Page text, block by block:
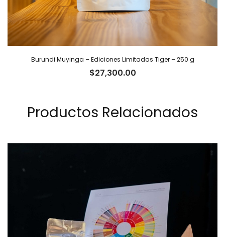
Burundi Muyinga – Ediciones Limitadas Tiger – 250 g
$27,300.00
Productos Relacionados